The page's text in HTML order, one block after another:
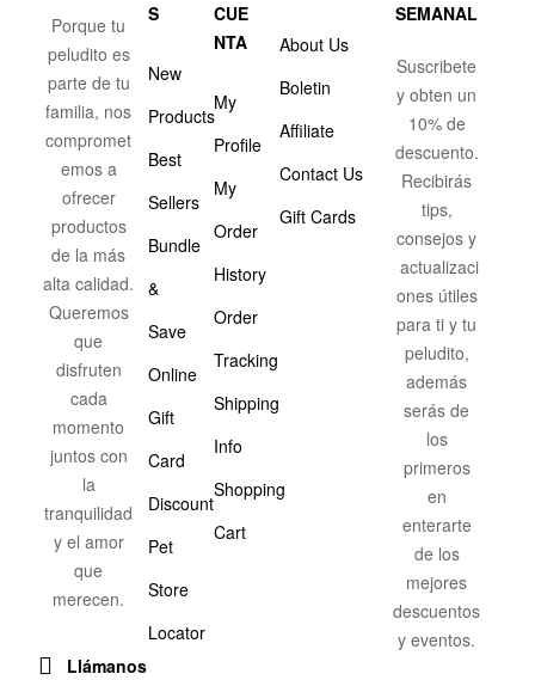
Porque tu
peludito es
parte de tu
familia, nos
compromet
emos a
ofrecer
productos
de la más
alta calidad.
Queremos
que
disfruten
cada
momento
juntos con
la
tranquilidad
y el amor
que
merecen.
Llámanos
S
New
Products
Best
Sellers
Bundle
&
Save
Online
Gift
Card
Discount
Pet
Store
Locator
CUE
NTA
My
Profile
My
Order
History
Order
Tracking
Shipping
Info
Shopping
Cart
About Us
Boletin
Affiliate
Contact Us
Gift Cards
SEMANAL
Suscribete
y obten un
10% de
descuento.
Recibirás
tips,
consejos y
actualizaci
ones útiles
para ti y tu
peludito,
además
serás de
los
primeros
en
enterarte
de los
mejores
descuentos
y eventos.